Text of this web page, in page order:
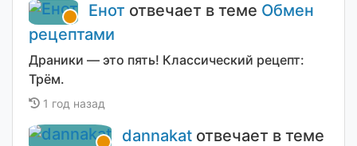
Енот отвечает в теме Обмен
рецептами
Драники — это пять! Классический рецепт:
Трём.
1 год назад
dannakat отвечает в теме